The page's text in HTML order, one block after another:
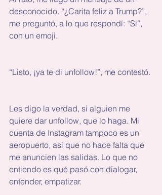
desconocido. “¿Carita feliz a Trump?”,
me preguntó, a lo que respondí: “Sí”,
con un emoji.
“Listo, ¡ya te di unfollow!”, me contestó.
Les digo la verdad, si alguien me
quiere dar unfollow, que lo haga. Mi
cuenta de Instagram tampoco es un
aeropuerto, así que no hace falta que
me anuncien las salidas. Lo que no
entiendo es qué pasó con dialogar,
entender, empatizar.